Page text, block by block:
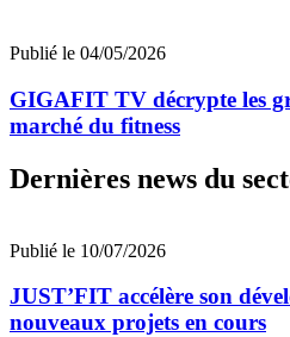
Publié le 04/05/2026
GIGAFIT TV décrypte les
marché du fitness
Dernières news du
Publié le 10/07/2026
JUST’FIT accélère son
nouveaux projets en cours